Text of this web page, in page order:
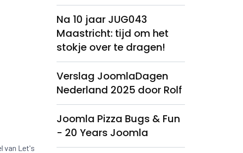
van Let's
Na 10 jaar JUG043
Maastricht: tijd om het
stokje over te dragen!
Verslag JoomlaDagen
Nederland 2025 door Rolf
Joomla Pizza Bugs & Fun
- 20 Years Joomla